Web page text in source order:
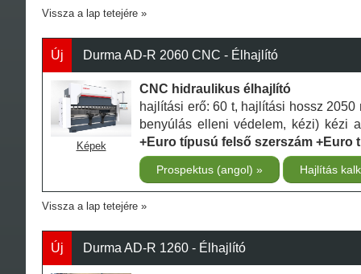
Vissza a lap tetejére
Új Durma AD-R 2060 CNC - Élhajlító
Képek
CNC hidraulikus élhajlító
hajlítási erő: 60 t, hajlítási hossz
benyúlás elleni védelem, kézi) kézi
+Euro típusú felső szerszám +Euro
Prospektus (angol) Hajlítás
Vissza a lap tetejére
Új Durma AD-R 1260 - Élhajlító